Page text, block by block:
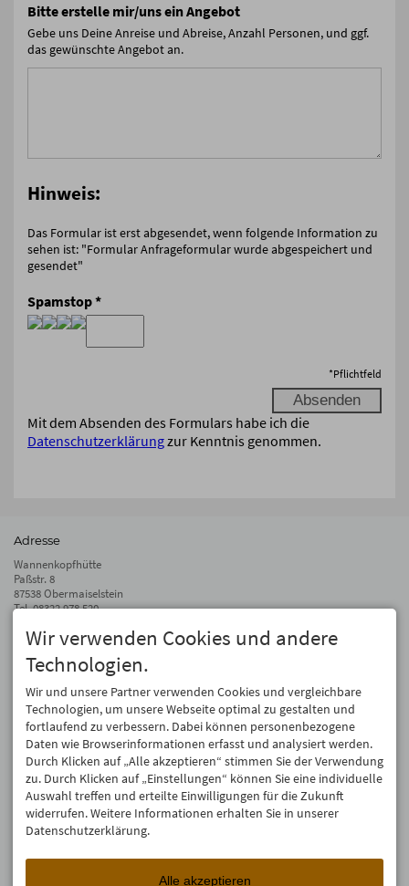
Bitte erstelle mir/uns ein Angebot
Gebe uns Deine Anreise und Abreise, Anzahl Personen, und ggf.
das gewünschte Angebot an.
Hinweis:
Das Formular ist erst abgesendet, wenn folgende Information zu
sehen ist: "Formular Anfrageformular wurde abgespeichert und
gesendet"
Spamstop*
*Pflichtfeld
Mit dem Absenden des Formulars habe ich die
Datenschutzerklärungzur Kenntnis genommen.
Adresse
Wannenkopfhütte
Paßstr. 8
87538 Obermaiselstein
Tel.08322 978 520
info@wannenkopfhuette.de
Auf dem Laufenden bleiben
Wir geben Deine E-Mail-Adresse nicht weiter. Wir mögen auch keinen Spam.
Versprochen! Eine Abmeldung ist jederzeit möglich.
Anmelden
Wir verwenden Cookies und andere
Technologien.
Wir und unsere Partner verwenden Cookies und vergleichbare
Technologien, um unsere Webseite optimal zu gestalten und
fortlaufend zu verbessern. Dabei können personenbezogene
Daten wie Browserinformationen erfasst und analysiert werden.
Durch Klicken auf „Alle akzeptieren“ stimmen Sie der Verwendung
zu. Durch Klicken auf „Einstellungen“ können Sie eine individuelle
Auswahl treffen und erteilte Einwilligungen für die Zukunft
widerrufen. Weitere Informationen erhalten Sie in unserer
Datenschutzerklärung.
Alle akzeptieren